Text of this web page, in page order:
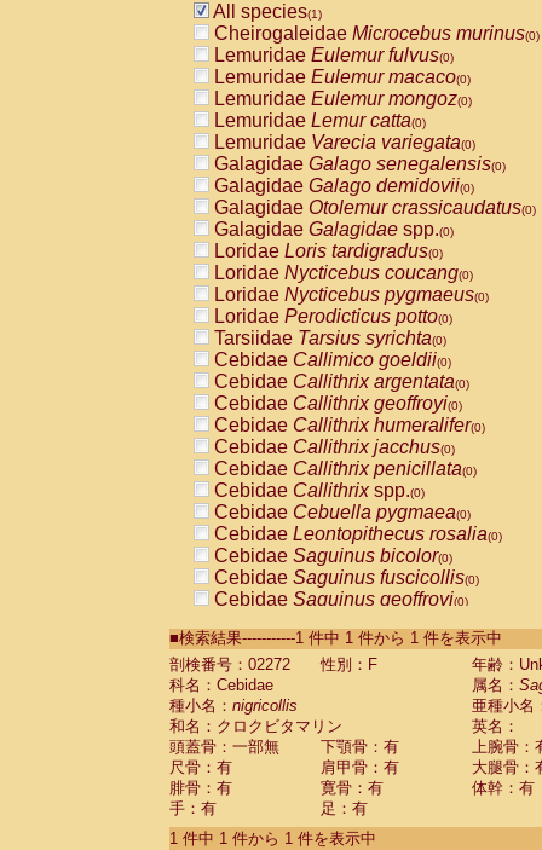
All species(1)
Cheirogaleidae Microcebus murinus(0)
Lemuridae Eulemur fulvus(0)
Lemuridae Eulemur macaco(0)
Lemuridae Eulemur mongoz(0)
Lemuridae Lemur catta(0)
Lemuridae Varecia variegata(0)
Galagidae Galago senegalensis(0)
Galagidae Galago demidovii(0)
Galagidae Otolemur crassicaudatus(0)
Galagidae Galagidae spp.(0)
Loridae Loris tardigradus(0)
Loridae Nycticebus coucang(0)
Loridae Nycticebus pygmaeus(0)
Loridae Perodicticus potto(0)
Tarsiidae Tarsius syrichta(0)
Cebidae Callimico goeldii(0)
Cebidae Callithrix argentata(0)
Cebidae Callithrix geoffroyi(0)
Cebidae Callithrix humeralifer(0)
Cebidae Callithrix jacchus(0)
Cebidae Callithrix penicillata(0)
Cebidae Callithrixspp.(0)
Cebidae Cebuella pygmaea(0)
Cebidae Leontopithecus rosalia(0)
Cebidae Saguinus bicolor(0)
Cebidae Saguinus fuscicollis(0)
Cebidae Saguinus geoffroyi(0)
CebidaeSaguinus labiatus(0)
Cebidae Saguinus leucopus (0)
Cebidae
CebidaeSaguinus mystax
CebidaeSaguinus nigricollis (1)
Cebidae Saguinus oedipus
Cebidae Saguinus weddelli
Cebidae Saguinusspp.
Cebidae Aotus trivirgatus
Cebidae Cebus albifrons
■検索結果-----------1 件中 1 件から 1 件を表示中
剖検番号：02272
性別：F
年齢：
科名：Cebidae
属名：
種小名： nigricollis
亜種小名
和名：クロクビタマリン
英名：
頭蓋骨：一部無
下顎骨：有
上腕骨：
尺骨：有
肩甲骨：有
大腿骨：
腓骨：有
寛骨：有
体幹：有
手：有
足：有
1 件中 1 件から 1 件を表示中